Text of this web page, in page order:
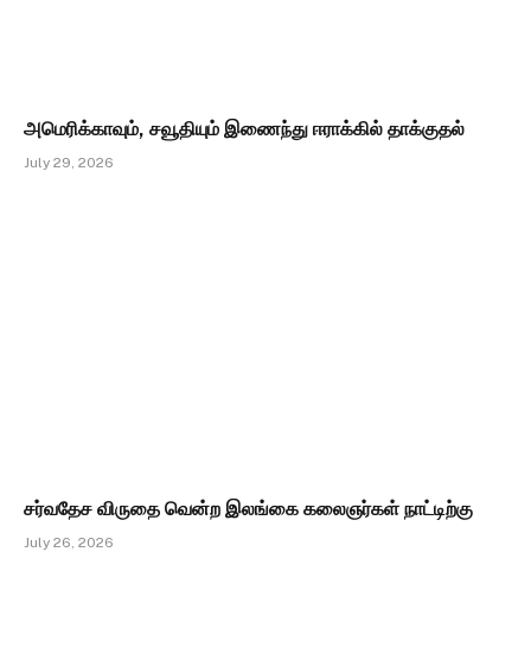
அமெரிக்காவும், சவூதியும் இணைந்து ஈராக்கில் தாக்குதல்
July 29, 2026
சர்வதேச விருதை வென்ற இலங்கை கலைஞர்கள் நாட்டிற்கு
July 26, 2026